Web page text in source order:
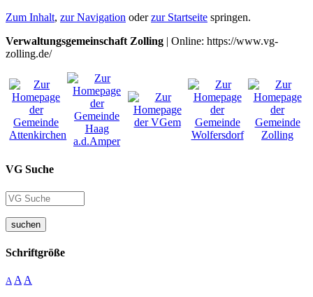
Zum Inhalt, zur Navigation oderzur Startseite springen.
Verwaltungsgemeinschaft Zolling | Online: https://www.vg-
zolling.de/
VG Suche
suchen
Schriftgröße
A A A